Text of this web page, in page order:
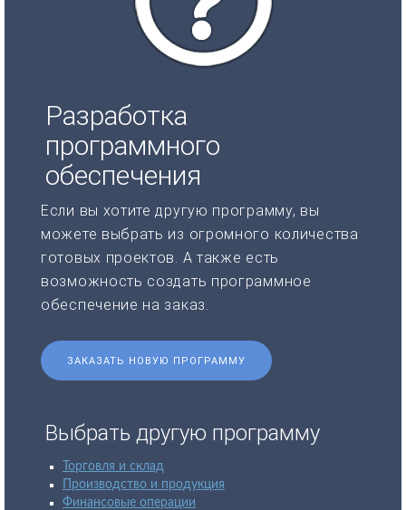
Разработка
программного
обеспечения
Если вы хотите другую программу, вы
можете выбрать из огромного количества
готовых проектов. А также есть
возможность создать программное
обеспечение на заказ.
ЗАКАЗАТЬ НОВУЮ ПРОГРАММУ
Выбрать другую программу
Торговля и склад
Производство и продукция
Финансовые операции